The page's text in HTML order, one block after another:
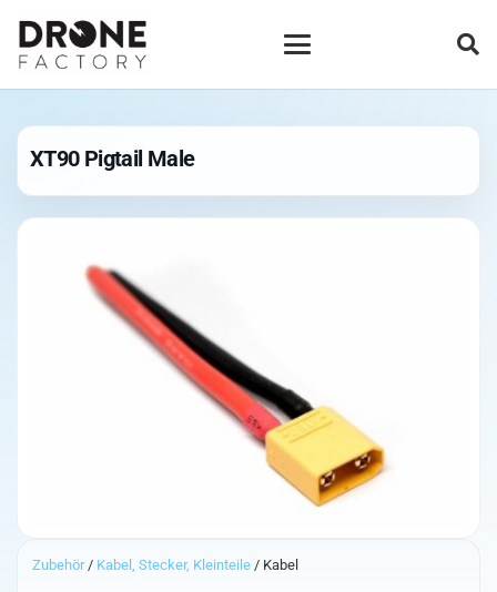
XT90 Pigtail Male
Zubehör/ Kabel, Stecker, Kleinteile / Kabel